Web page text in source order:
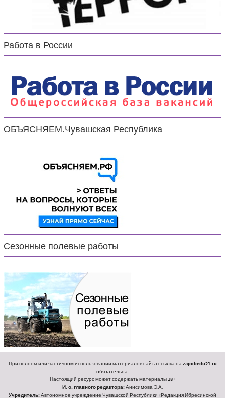
Работа в России
ОБЪЯСНЯЕМ.Чувашская Республика
Сезонные полевые работы
При полном или частичном использовании материалов сайта ссылка наzapobedu21.ru
обязательна.
Настоящий ресурс может содержать материалы18+
И. о. главного редактора:Анисимова Э.А.
Учредитель:Автономное учреждение Чувашской Республики «Редакция Ибресинской